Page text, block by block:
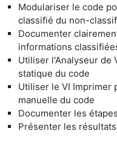
​Modulariser le code
classifié du non-
​Documenter
informations
​Utiliser l'Analyseur de
statique du code
​Utiliser le VI Imprimer
manuelle du code
​Documenter les
​Présenter les